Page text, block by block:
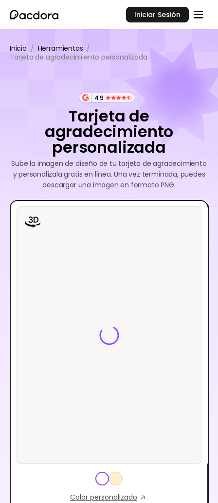
Iniciar Sesión
Inicio / Herramientas /
Tarjeta de agradecimiento personalizada
4.9
Tarjeta de
agradecimiento
personalizada
Sube la imagen de diseño de tu tarjeta de agradecimiento
y personalízala gratis en línea. Una vez terminada, puedes
descargar una imagen en formato PNG.
Color personalizado